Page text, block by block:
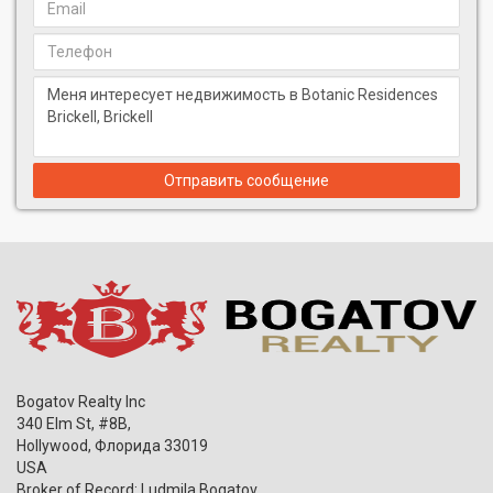
Это жильё в Майами включает 51 резиденцию: от стильных
однокомнатных до просторных трёхспальных квартир.
Интерьеры создают атмосферу уюта, которая будет
актуальна на протяжении многих лет. Все резиденции
полностью меблированы, оснащены бытовой техникой и
аренду.
Особенности резиденций:
стали: холодильник, варочная поверхность,
микроволновая печь, посудомоечная машина.
Современные ванные комнаты с дизайнерскими
тумбами и стильной сантехникой.
Панорамные окна с видами на город и озеленённые
зоны.
Смарт-система бесключевого доступа и современный
Открытые планировки, объединяющие кухню, столовую
Отправить сообщение
Bogatov Realty Inc
340 Elm St, #8B,
Hollywood, Флорида 33019
USA